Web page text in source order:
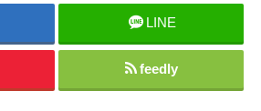
LINE
feedly